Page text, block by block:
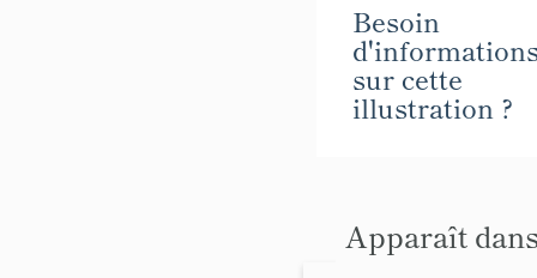
Besoin
sur cette
illustration ?
Apparaît